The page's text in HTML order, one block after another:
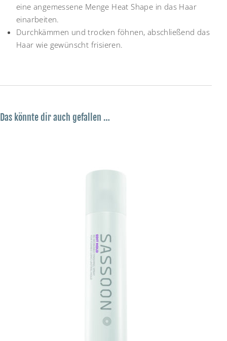
eine angemessene Menge Heat Shape in das Haar
einarbeiten.
Durchkämmen und trocken föhnen, abschließend das
Haar wie gewünscht frisieren.
Das könnte dir auch gefallen …